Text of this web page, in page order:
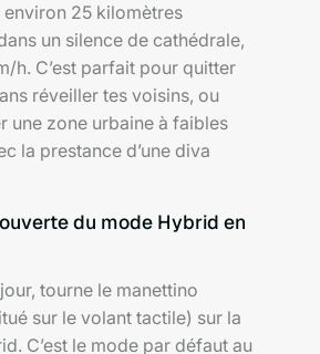
environ 25 kilomètres
un silence de cathédrale,
h. C’est parfait pour quitter
réveiller tes voisins, ou
une zone urbaine à faibles
la prestance d’une diva
du mode Hybrid en
tourne le manettino
sur le volant tactile) sur la
C’est le mode par défaut au